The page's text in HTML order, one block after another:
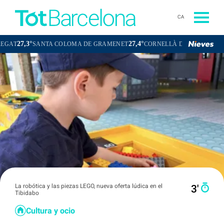
CA
SANTA COLOMA DE GRAMENET27,4°CORNELLÀ DE LLOBREGAT26,8°
La robótica y las piezas LEGO, nueva oferta lúdica en el
Tibidabo
3′
Cultura y ocio